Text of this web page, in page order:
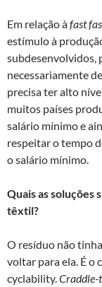
Em relação àfast
estímulo à
subdesenvolvidos,
necessariamente
precisa ter alto
muitos países
salário mínimo e
respeitar o tempo
o salário mínimo.
Quais as soluções
têxtil?
O resíduo não
voltar para ela. É o
cyclability.Craddle-